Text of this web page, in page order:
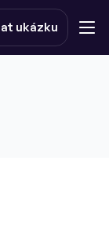
ukázku